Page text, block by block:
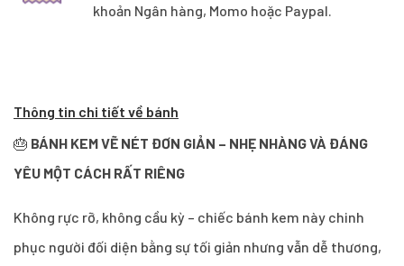
khoản Ngân hàng, Momo hoặc Paypal.
Thông tin chi tiết về bánh
🎂 BÁNH KEM VẼ NÉT ĐƠN GIẢN – NHẸ NHÀNG VÀ ĐÁNG
YÊU MỘT CÁCH RẤT RIÊNG
Không rực rỡ, không cầu kỳ – chiếc bánh kem này chinh
phục người đối diện bằng sự tối giản nhưng vẫn dễ thương,